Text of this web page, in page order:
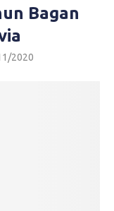
Bagan
2020